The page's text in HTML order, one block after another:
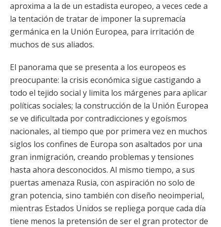
aproxima a la de un estadista europeo, a veces cede a
la tentación de tratar de imponer la supremacía
germánica en la Unión Europea, para irritación de
muchos de sus aliados.
El panorama que se presenta a los europeos es
preocupante: la crisis económica sigue castigando a
todo el tejido social y limita los márgenes para aplicar
políticas sociales; la construcción de la Unión Europea
se ve dificultada por contradicciones y egoísmos
nacionales, al tiempo que por primera vez en muchos
siglos los confines de Europa son asaltados por una
gran inmigración, creando problemas y tensiones
hasta ahora desconocidos. Al mismo tiempo, a sus
puertas amenaza Rusia, con aspiración no solo de
gran potencia, sino también con diseño neoimperial,
mientras Estados Unidos se repliega porque cada día
tiene menos la pretensión de ser el gran protector de